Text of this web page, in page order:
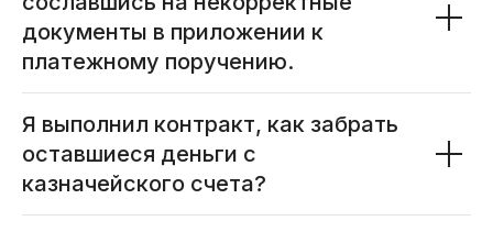
документы в приложении к
платежному поручению.
Я выполнил контракт, как забрать
оставшиеся деньги с
казначейского счета?